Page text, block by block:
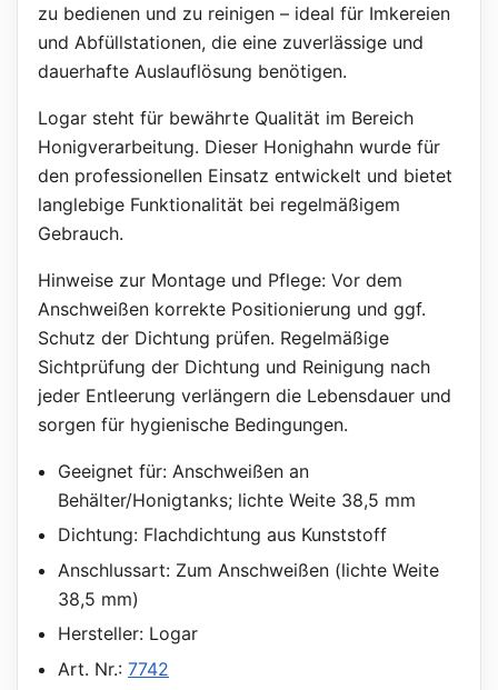
zu bedienen und zu reinigen – ideal für Imkereien
und Abfüllstationen, die eine zuverlässige und
dauerhafte Auslauflösung benötigen.
Logar steht für bewährte Qualität im Bereich
Honigverarbeitung. Dieser Honighahn wurde für
den professionellen Einsatz entwickelt und bietet
langlebige Funktionalität bei regelmäßigem
Gebrauch.
Hinweise zur Montage und Pflege: Vor dem
Anschweißen korrekte Positionierung und ggf.
Schutz der Dichtung prüfen. Regelmäßige
Sichtprüfung der Dichtung und Reinigung nach
jeder Entleerung verlängern die Lebensdauer und
sorgen für hygienische Bedingungen.
Geeignet für: Anschweißen an
Behälter/Honigtanks; lichte Weite 38,5 mm
Dichtung: Flachdichtung aus Kunststoff
Anschlussart: Zum Anschweißen (lichte Weite
38,5 mm)
Hersteller: Logar
Art. Nr.: 7742